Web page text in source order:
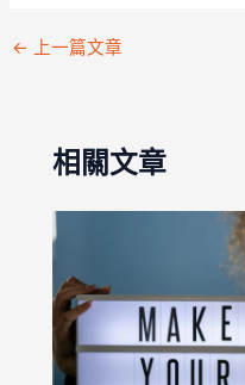
← 上一篇文章
相關文章